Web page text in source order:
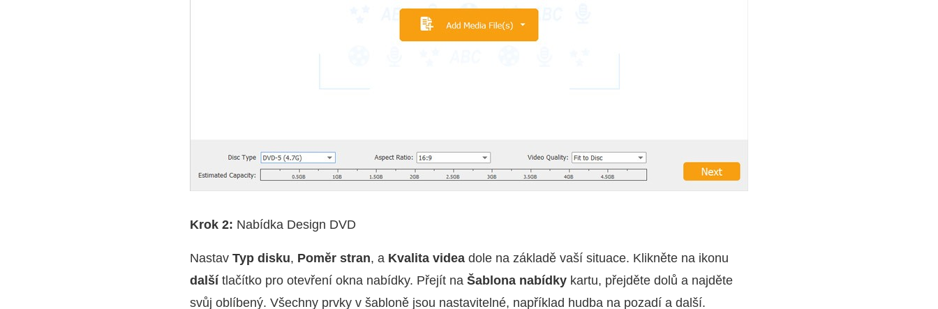
Krok 2: Nabídka Design DVD
Nastav Typ disku, Poměr stran, a Kvalita videa dole na základě vaší situace. Klikněte na ikonu
další tlačítko pro otevření okna nabídky. Přejít na Šablona nabídky kartu, přejděte dolů a najděte
svůj oblíbený. Všechny prvky v šabloně jsou nastavitelné, například hudba na pozadí a další.